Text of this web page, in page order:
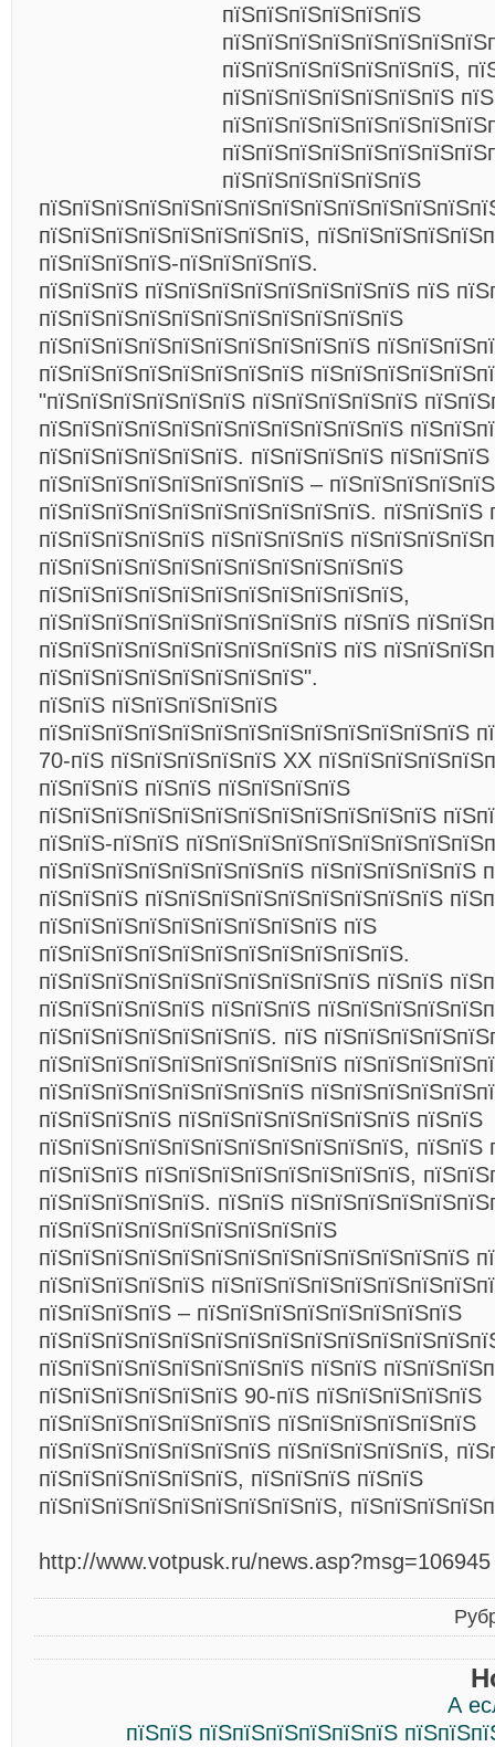
пїЅпїЅпїЅпїЅпїЅпїЅ
пїЅпїЅпїЅпїЅпїЅпїЅпїЅ,
пїЅпїЅпїЅпїЅпїЅпїЅпїЅ пїЅ
пїЅпїЅпїЅпїЅпїЅпїЅ
пїЅпїЅпїЅпїЅпїЅпїЅпїЅпїЅ,
пїЅпїЅпїЅпїЅ-пїЅпїЅпїЅпїЅ.
пїЅпїЅпїЅ пїЅпїЅпїЅпїЅпїЅпїЅпїЅпїЅ пїЅ
пїЅпїЅпїЅпїЅпїЅпїЅпїЅпїЅпїЅпїЅпїЅ
пїЅпїЅпїЅпїЅпїЅпїЅпїЅпїЅпїЅпїЅ
пїЅпїЅпїЅпїЅпїЅпїЅпїЅпїЅ
"пїЅпїЅпїЅпїЅпїЅпїЅ пїЅпїЅпїЅпїЅпїЅ
пїЅпїЅпїЅпїЅпїЅпїЅпїЅпїЅпїЅпїЅпїЅ
пїЅпїЅпїЅпїЅпїЅпїЅ. пїЅпїЅпїЅпїЅ
пїЅпїЅпїЅпїЅпїЅпїЅпїЅпїЅ – пїЅпїЅпїЅпїЅпїЅ
пїЅпїЅпїЅпїЅпїЅпїЅпїЅпїЅпїЅпїЅ. пїЅпїЅпїЅ
пїЅпїЅпїЅпїЅпїЅ пїЅпїЅпїЅпїЅ
пїЅпїЅпїЅпїЅпїЅпїЅпїЅпїЅпїЅпїЅпїЅ
пїЅпїЅпїЅпїЅпїЅпїЅпїЅпїЅпїЅпїЅпїЅ,
пїЅпїЅпїЅпїЅпїЅпїЅпїЅпїЅпїЅ пїЅпїЅ
пїЅпїЅпїЅпїЅпїЅпїЅпїЅпїЅпїЅ пїЅ
пїЅпїЅпїЅпїЅпїЅпїЅпїЅпїЅ".
пїЅпїЅ пїЅпїЅпїЅпїЅпїЅ
пїЅпїЅпїЅпїЅпїЅпїЅпїЅпїЅпїЅпїЅпїЅпїЅпїЅ
70-пїЅ пїЅпїЅпїЅпїЅпїЅ XX
пїЅпїЅпїЅ пїЅпїЅ пїЅпїЅпїЅпїЅ
пїЅпїЅпїЅпїЅпїЅпїЅпїЅпїЅпїЅпїЅпїЅпїЅ
пїЅпїЅ-пїЅпїЅ
пїЅпїЅпїЅпїЅпїЅпїЅпїЅпїЅ пїЅпїЅпїЅпїЅпїЅ
пїЅпїЅпїЅ пїЅпїЅпїЅпїЅпїЅпїЅпїЅпїЅпїЅ
пїЅпїЅпїЅпїЅпїЅпїЅпїЅпїЅпїЅ пїЅ
пїЅпїЅпїЅпїЅпїЅпїЅпїЅпїЅпїЅпїЅпїЅ.
пїЅпїЅпїЅпїЅпїЅпїЅпїЅпїЅпїЅпїЅ пїЅпїЅ
пїЅпїЅпїЅпїЅпїЅ пїЅпїЅпїЅ
пїЅпїЅпїЅпїЅпїЅпїЅпїЅ. пїЅ
пїЅпїЅпїЅпїЅпїЅпїЅпїЅпїЅпїЅ
пїЅпїЅпїЅпїЅпїЅпїЅпїЅпїЅ
пїЅпїЅпїЅпїЅ пїЅпїЅпїЅпїЅпїЅпїЅпїЅ пїЅпїЅ
пїЅпїЅпїЅпїЅпїЅпїЅпїЅпїЅпїЅпїЅпїЅ, пїЅпїЅ
пїЅпїЅпїЅ пїЅпїЅпїЅпїЅпїЅпїЅпїЅпїЅ,
пїЅпїЅпїЅпїЅпїЅ. пїЅпїЅ
пїЅпїЅпїЅпїЅпїЅпїЅпїЅпїЅпїЅ
пїЅпїЅпїЅпїЅпїЅпїЅпїЅпїЅпїЅпїЅпїЅпїЅпїЅ
пїЅпїЅпїЅпїЅпїЅ
пїЅпїЅпїЅпїЅ – пїЅпїЅпїЅпїЅпїЅпїЅпїЅпїЅ
пїЅпїЅпїЅпїЅпїЅпїЅпїЅпїЅ пїЅпїЅ
пїЅпїЅпїЅпїЅпїЅпїЅ 90-пїЅ пїЅпїЅпїЅпїЅпїЅ
пїЅпїЅпїЅпїЅпїЅпїЅпїЅ пїЅпїЅпїЅпїЅпїЅпїЅ
пїЅпїЅпїЅпїЅпїЅпїЅпїЅ пїЅпїЅпїЅпїЅпїЅ,
пїЅпїЅпїЅпїЅпїЅпїЅ, пїЅпїЅпїЅ пїЅпїЅ
пїЅпїЅпїЅпїЅпїЅпїЅпїЅпїЅпїЅ,
http://www.votpusk.ru/news.asp?msg=106945
А
пїЅпїЅ пїЅпїЅпїЅпїЅпїЅпїЅ